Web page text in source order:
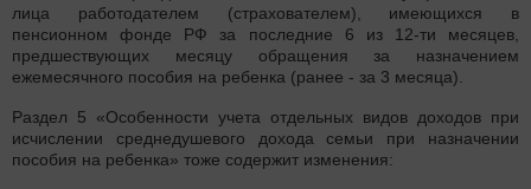
лица работодателем (страхователем), имеющихся в
пенсионном фонде РФ за последние 6 из 12-ти месяцев,
предшествующих месяцу обращения за назначением
ежемесячного пособия на ребенка (ранее - за 3 месяца).
Раздел 5 «Особенности учета отдельных видов доходов при
исчислении среднедушевого дохода семьи при назначении
пособия на ребенка» тоже содержит изменения: